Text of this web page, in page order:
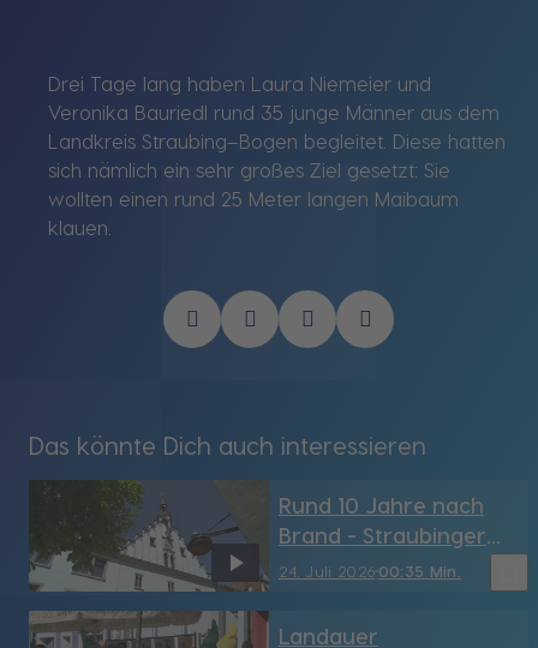
Drei Tage lang haben Laura Niemeier und
Veronika Bauriedl rund 35 junge Männer aus dem
Landkreis Straubing–Bogen begleitet. Diese hatten
sich nämlich ein sehr großes Ziel gesetzt: Sie
wollten einen rund 25 Meter langen Maibaum
klauen.
Das könnte Dich auch interessieren
24. Juli 202600:35 Min.
Rund 10 Jahre nach
Brand - Straubinger
Rathaus hat sein
Türmchen wieder (SR)
Landauer